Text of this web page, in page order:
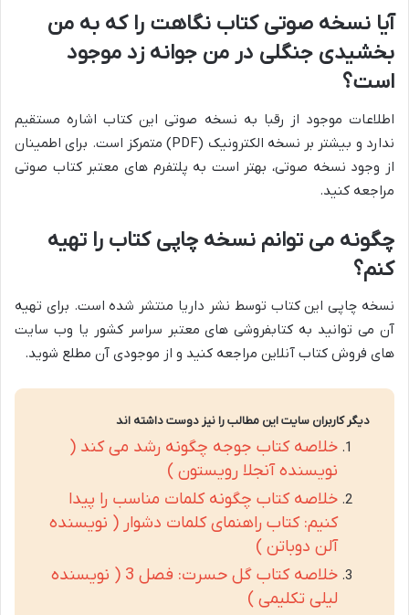
آیا نسخه صوتی کتاب نگاهت را که به من
بخشیدی جنگلی در من جوانه زد موجود
است؟
اطلاعات موجود از رقبا به نسخه صوتی این کتاب اشاره مستقیم
ندارد و بیشتر بر نسخه الکترونیک (PDF) متمرکز است. برای اطمینان
از وجود نسخه صوتی، بهتر است به پلتفرم های معتبر کتاب صوتی
مراجعه کنید.
چگونه می توانم نسخه چاپی کتاب را تهیه
کنم؟
نسخه چاپی این کتاب توسط نشر داریا منتشر شده است. برای تهیه
آن می توانید به کتابفروشی های معتبر سراسر کشور یا وب سایت
های فروش کتاب آنلاین مراجعه کنید و از موجودی آن مطلع شوید.
دیگر کاربران سایت این مطالب را نیز دوست داشته اند
خلاصه کتاب جوجه چگونه رشد می کند (
نویسنده آنجلا رویستون )
خلاصه کتاب چگونه کلمات مناسب را پیدا
کنیم: کتاب راهنمای کلمات دشوار ( نویسنده
آلن دوباتن )
خلاصه کتاب گل حسرت: فصل 3 ( نویسنده
لیلی تکلیمی )